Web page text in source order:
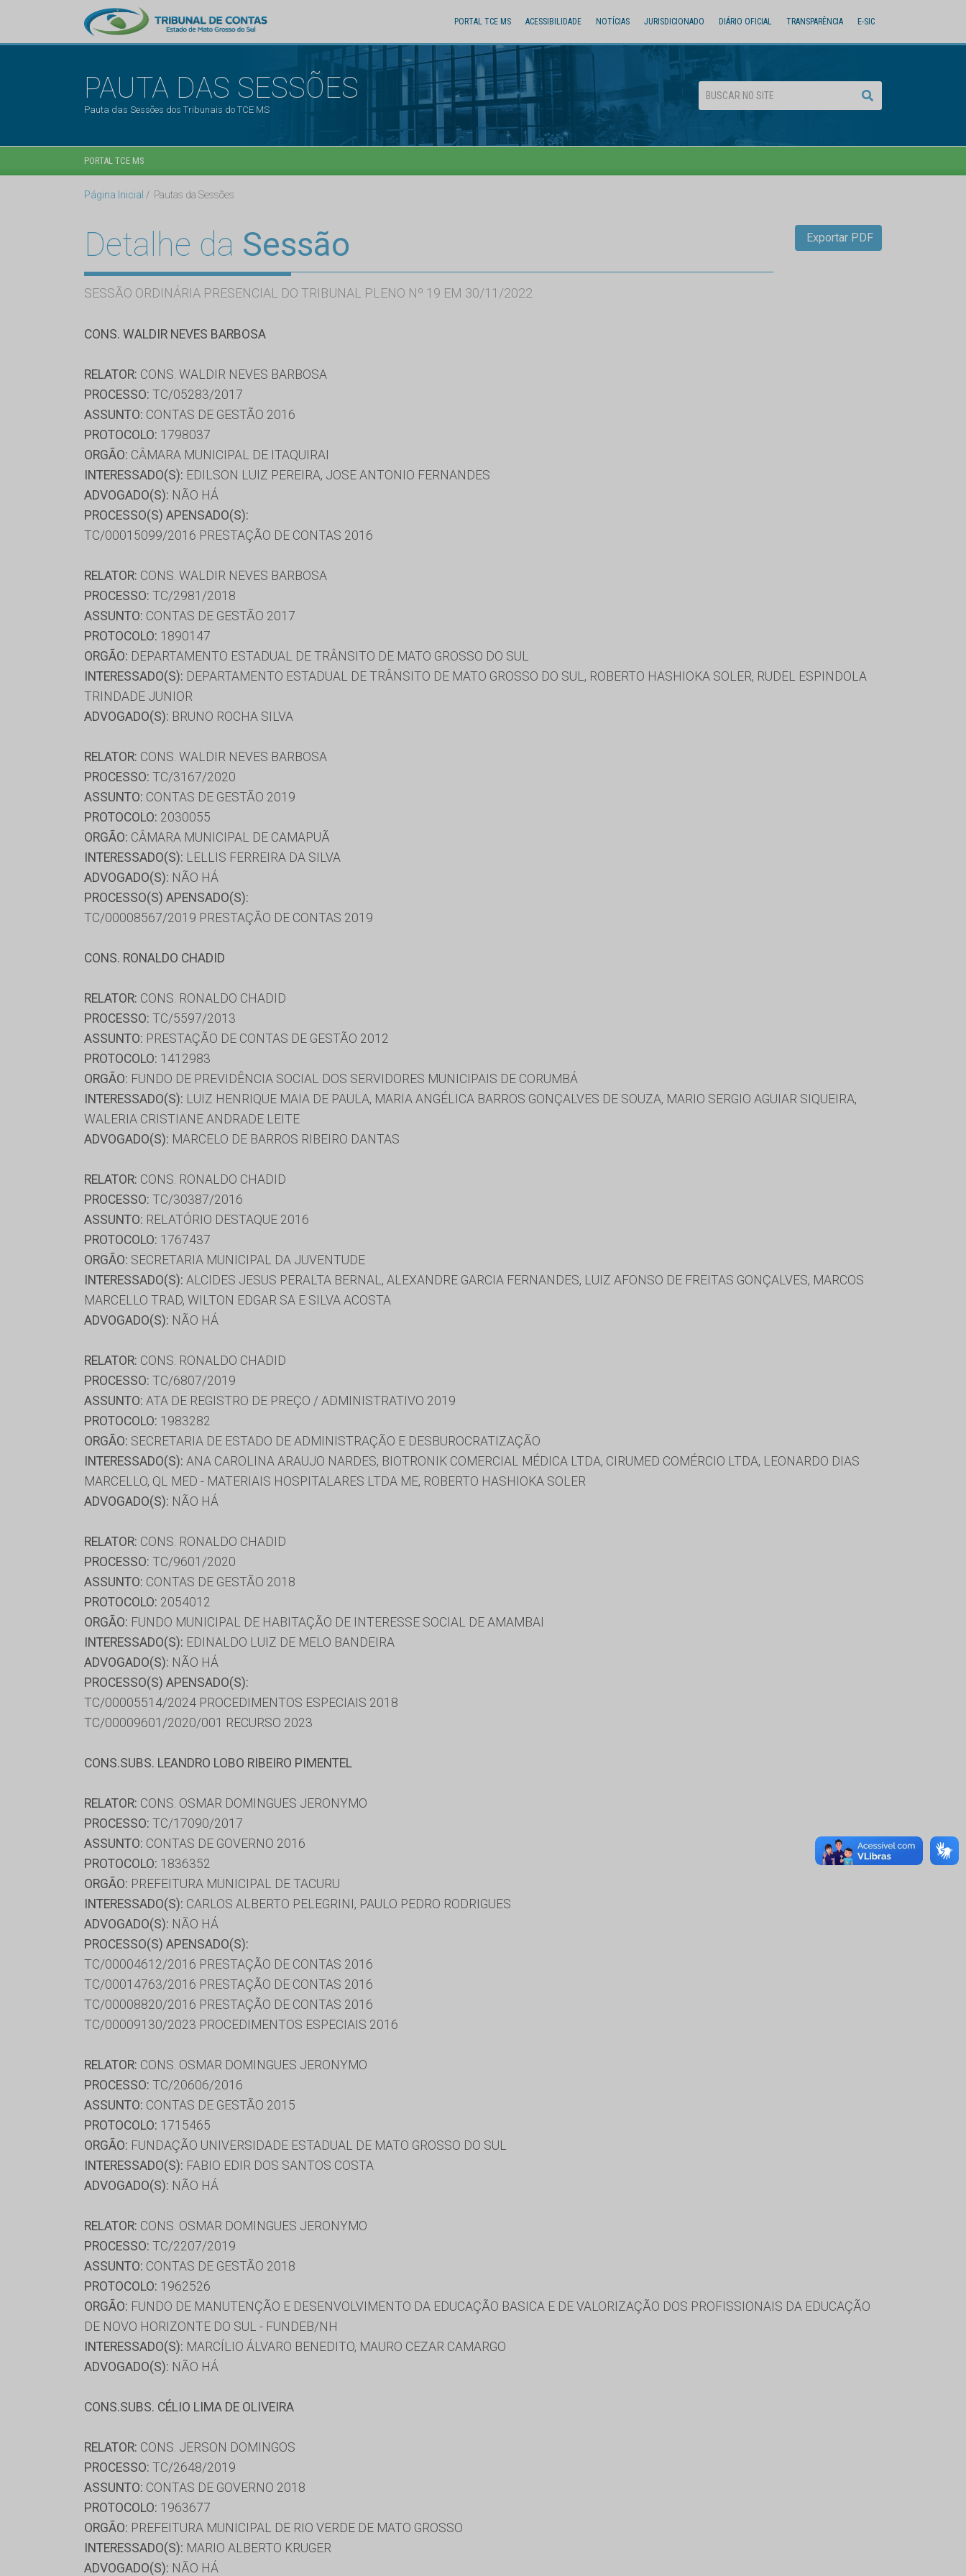
PORTAL TCE MS ACESSIBILIDADE NOTÍCIAS JURISDICIONADO DIÁRIO OFICIAL TRANSPARÊNCIA E-SIC
PAUTA DAS SESSÕES
Pauta das Sessões dos Tribunais do TCE MS
PORTAL TCE MS
Página Inicial Pautas da Sessões
Detalhe da Sessão
SESSÃO ORDINÁRIA PRESENCIAL DO TRIBUNAL PLENO Nº 19 EM 30/11/2022
Exportar PDF
CONS. WALDIR NEVES BARBOSA
RELATOR: CONS. WALDIR NEVES BARBOSA
PROCESSO: TC/05283/2017
ASSUNTO: CONTAS DE GESTÃO 2016
PROTOCOLO: 1798037
ORGÃO: CÂMARA MUNICIPAL DE ITAQUIRAI
INTERESSADO(S): EDILSON LUIZ PEREIRA, JOSE ANTONIO FERNANDES
ADVOGADO(S): NÃO HÁ
PROCESSO(S) APENSADO(S):
TC/00015099/2016 PRESTAÇÃO DE CONTAS 2016
RELATOR: CONS. WALDIR NEVES BARBOSA
PROCESSO: TC/2981/2018
ASSUNTO: CONTAS DE GESTÃO 2017
PROTOCOLO: 1890147
ORGÃO: DEPARTAMENTO ESTADUAL DE TRÂNSITO DE MATO GROSSO DO SUL
INTERESSADO(S): DEPARTAMENTO ESTADUAL DE TRÂNSITO DE MATO GROSSO DO SUL, ROBERTO HASHIOKA SOLER, RUDEL ESPINDOLA
TRINDADE JUNIOR
ADVOGADO(S): BRUNO ROCHA SILVA
RELATOR: CONS. WALDIR NEVES BARBOSA
PROCESSO: TC/3167/2020
ASSUNTO: CONTAS DE GESTÃO 2019
PROTOCOLO: 2030055
ORGÃO: CÂMARA MUNICIPAL DE CAMAPUÃ
INTERESSADO(S): LELLIS FERREIRA DA SILVA
ADVOGADO(S): NÃO HÁ
PROCESSO(S) APENSADO(S):
TC/00008567/2019 PRESTAÇÃO DE CONTAS 2019
CONS. RONALDO CHADID
RELATOR: CONS. RONALDO CHADID
PROCESSO: TC/5597/2013
ASSUNTO: PRESTAÇÃO DE CONTAS DE GESTÃO 2012
PROTOCOLO: 1412983
ORGÃO: FUNDO DE PREVIDÊNCIA SOCIAL DOS SERVIDORES MUNICIPAIS DE CORUMBÁ
INTERESSADO(S): LUIZ HENRIQUE MAIA DE PAULA, MARIA ANGÉLICA BARROS GONÇALVES DE SOUZA, MARIO SERGIO AGUIAR SIQUEIRA,
WALERIA CRISTIANE ANDRADE LEITE
ADVOGADO(S): MARCELO DE BARROS RIBEIRO DANTAS
RELATOR: CONS. RONALDO CHADID
PROCESSO: TC/30387/2016
ASSUNTO: RELATÓRIO DESTAQUE 2016
PROTOCOLO: 1767437
ORGÃO: SECRETARIA MUNICIPAL DA JUVENTUDE
INTERESSADO(S): ALCIDES JESUS PERALTA BERNAL, ALEXANDRE GARCIA FERNANDES, LUIZ AFONSO DE FREITAS GONÇALVES, MARCOS
MARCELLO TRAD, WILTON EDGAR SA E SILVA ACOSTA
ADVOGADO(S): NÃO HÁ
RELATOR: CONS. RONALDO CHADID
PROCESSO: TC/6807/2019
ASSUNTO: ATA DE REGISTRO DE PREÇO / ADMINISTRATIVO 2019
PROTOCOLO: 1983282
ORGÃO: SECRETARIA DE ESTADO DE ADMINISTRAÇÃO E DESBUROCRATIZAÇÃO
INTERESSADO(S): ANA CAROLINA ARAUJO NARDES, BIOTRONIK COMERCIAL MÉDICA LTDA, CIRUMED COMÉRCIO LTDA, LEONARDO DIAS
MARCELLO, QL MED - MATERIAIS HOSPITALARES LTDA ME, ROBERTO HASHIOKA SOLER
ADVOGADO(S): NÃO HÁ
RELATOR: CONS. RONALDO CHADID
PROCESSO: TC/9601/2020
ASSUNTO: CONTAS DE GESTÃO 2018
PROTOCOLO: 2054012
ORGÃO: FUNDO MUNICIPAL DE HABITAÇÃO DE INTERESSE SOCIAL DE AMAMBAI
INTERESSADO(S): EDINALDO LUIZ DE MELO BANDEIRA
ADVOGADO(S): NÃO HÁ
PROCESSO(S) APENSADO(S):
TC/00005514/2024 PROCEDIMENTOS ESPECIAIS 2018
TC/00009601/2020/001 RECURSO 2023
CONS.SUBS. LEANDRO LOBO RIBEIRO PIMENTEL
RELATOR: CONS. OSMAR DOMINGUES JERONYMO
PROCESSO: TC/17090/2017
ASSUNTO: CONTAS DE GOVERNO 2016
PROTOCOLO: 1836352
ORGÃO: PREFEITURA MUNICIPAL DE TACURU
INTERESSADO(S): CARLOS ALBERTO PELEGRINI, PAULO PEDRO RODRIGUES
ADVOGADO(S): NÃO HÁ
PROCESSO(S) APENSADO(S):
TC/00004612/2016 PRESTAÇÃO DE CONTAS 2016
TC/00014763/2016 PRESTAÇÃO DE CONTAS 2016
TC/00008820/2016 PRESTAÇÃO DE CONTAS 2016
TC/00009130/2023 PROCEDIMENTOS ESPECIAIS 2016
RELATOR: CONS. OSMAR DOMINGUES JERONYMO
PROCESSO: TC/20606/2016
ASSUNTO: CONTAS DE GESTÃO 2015
PROTOCOLO: 1715465
ORGÃO: FUNDAÇÃO UNIVERSIDADE ESTADUAL DE MATO GROSSO DO SUL
INTERESSADO(S): FABIO EDIR DOS SANTOS COSTA
ADVOGADO(S): NÃO HÁ
RELATOR: CONS. OSMAR DOMINGUES JERONYMO
PROCESSO: TC/2207/2019
ASSUNTO: CONTAS DE GESTÃO 2018
PROTOCOLO: 1962526
ORGÃO: FUNDO DE MANUTENÇÃO E DESENVOLVIMENTO DA EDUCAÇÃO BASICA E DE VALORIZAÇÃO DOS PROFISSIONAIS DA EDUCAÇÃO
DE NOVO HORIZONTE DO SUL - FUNDEB/NH
INTERESSADO(S): MARCÍLIO ÁLVARO BENEDITO, MAURO CEZAR CAMARGO
ADVOGADO(S): NÃO HÁ
CONS.SUBS. CÉLIO LIMA DE OLIVEIRA
RELATOR: CONS. JERSON DOMINGOS
PROCESSO: TC/2648/2019
ASSUNTO: CONTAS DE GOVERNO 2018
PROTOCOLO: 1963677
ORGÃO: PREFEITURA MUNICIPAL DE RIO VERDE DE MATO GROSSO
INTERESSADO(S): MARIO ALBERTO KRUGER
ADVOGADO(S): NÃO HÁ